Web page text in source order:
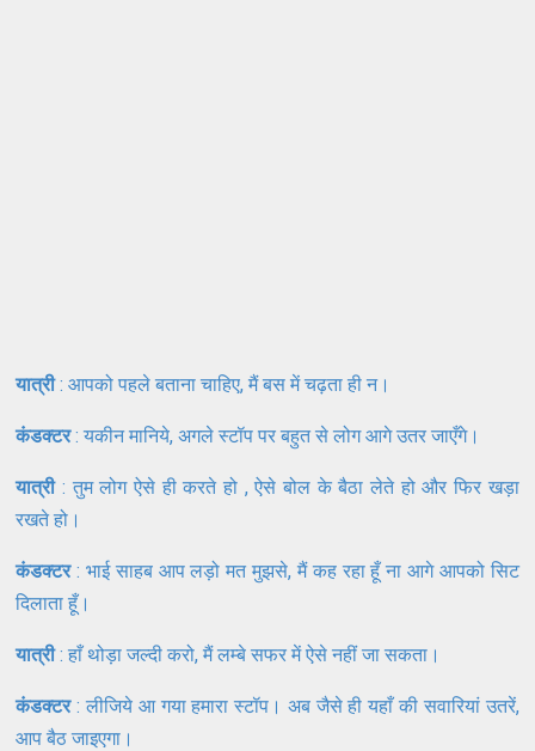
यात्री: आपको पहले बताना चाहिए, मैं बस में चढ़ता ही न।
कंडक्टर: यकीन मानिये, अगले स्टॉप पर बहुत से लोग आगे उतर जाएँगे।
यात्री: तुम लोग ऐसे ही करते हो , ऐसे बोल के बैठा लेते हो और फिर खड़ा
रखते हो।
कंडक्टर: भाई साहब आप लड़ो मत मुझसे, मैं कह रहा हूँ ना आगे आपको सिट
दिलाता हूँ।
यात्री: हाँ थोड़ा जल्दी करो, मैं लम्बे सफर में ऐसे नहीं जा सकता।
कंडक्टर: लीजिये आ गया हमारा स्टॉप। अब जैसे ही यहाँ की सवारियां उतरें,
आप बैठ जाइएगा।